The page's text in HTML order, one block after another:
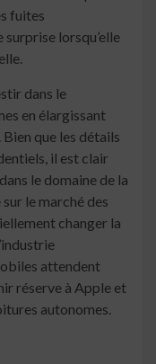
fuites
lorsqu’elle
dans le
en élargissant
que les détails
il est clair
le domaine de la
le marché des
changer la
attendent
réserve à Apple et
autonomes.